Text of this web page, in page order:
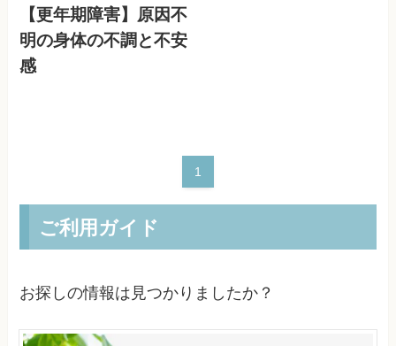
【更年期障害】原因不
明の身体の不調と不安
感
1
ご利用ガイド
お探しの情報は見つかりましたか？